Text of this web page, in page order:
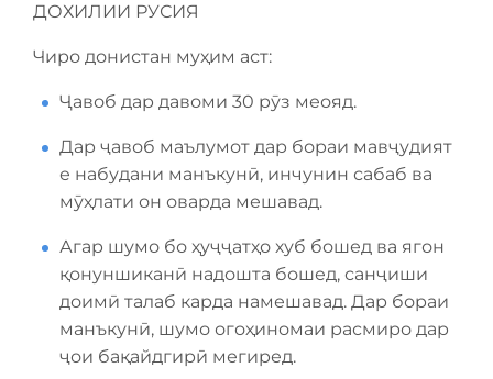
ДОХИЛИИ РУСИЯ
Чиро донистан муҳим аст:
Ҷавоб дар давоми 30 рӯз меояд.
Дар ҷавоб маълумот дар бораи мавҷудият
е набудани манъкунӣ, инчунин сабаб ва
мӯҳлати он оварда мешавад.
Агар шумо бо ҳуҷҷатҳо хуб бошед ва ягон
қонуншиканӣ надошта бошед, санҷиши
доимӣ талаб карда намешавад. Дар бораи
манъкунӣ, шумо огоҳиномаи расмиро дар
ҷои бақайдгирӣ мегиред.